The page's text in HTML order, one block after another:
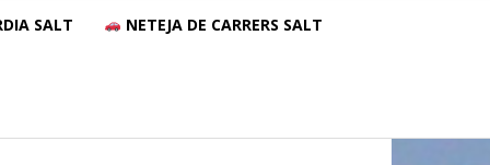
SALT NETEJA DE CARRERS SALT